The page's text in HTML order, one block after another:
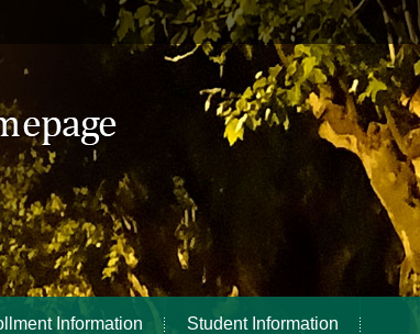
Information Student Information